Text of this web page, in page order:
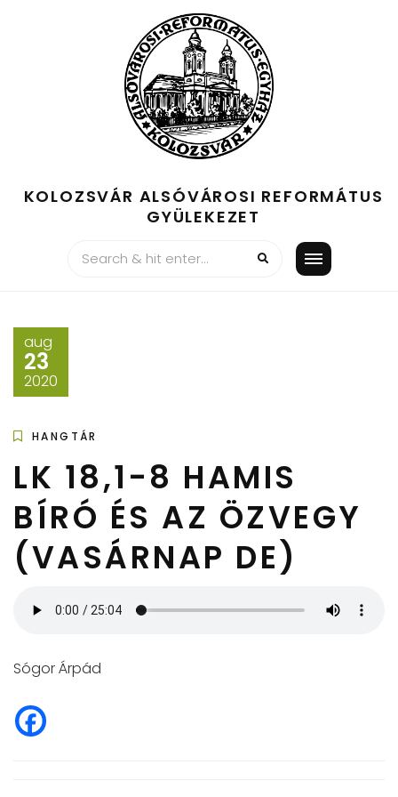
KOLOZSVÁR ALSÓVÁROSI REFORMÁTUS
GYÜLEKEZET
aug
23
2020
HANGTÁR
LK 18,1-8 HAMIS
BÍRÓ ÉS AZ ÖZVEGY
(VASÁRNAP DE)
Sógor Árpád